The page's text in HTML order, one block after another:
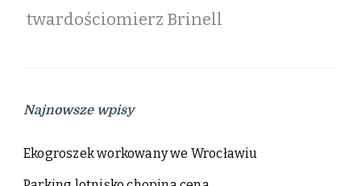
twardościomierz Brinell
Najnowsze wpisy
Ekogroszek workowany we Wrocławiu